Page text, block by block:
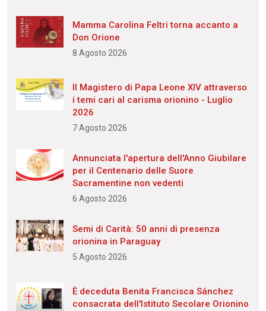
Mamma Carolina Feltri torna accanto a
Don Orione
8 Agosto 2026
Il Magistero di Papa Leone XIV attraverso
i temi cari al carisma orionino - Luglio
2026
7 Agosto 2026
Annunciata l'apertura dell'Anno Giubilare
per il Centenario delle Suore
Sacramentine non vedenti
6 Agosto 2026
Semi di Carità: 50 anni di presenza
orionina in Paraguay
5 Agosto 2026
È deceduta Benita Francisca Sánchez
consacrata dell'Istituto Secolare Orionino